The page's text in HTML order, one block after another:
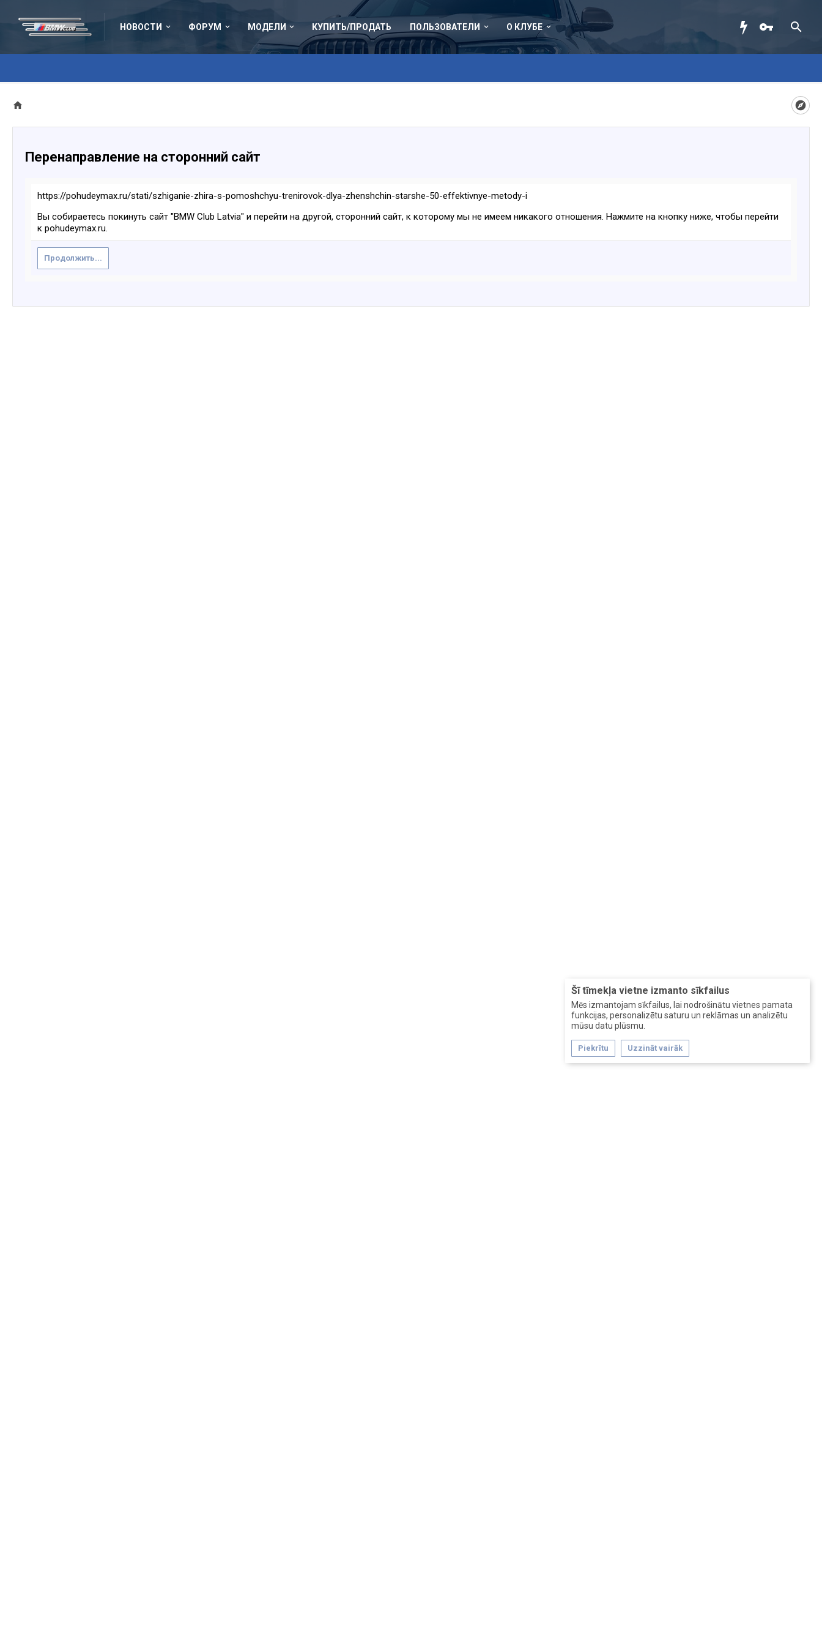
НОВОСТИ ФОРУМ МОДЕЛИ КУПИТЬ/ПРОДАТЬ ПОЛЬЗОВАТЕЛИ О КЛУБЕ
Šī tīmekļa vietne izmanto sīkfailus
Mēs izmantojam sīkfailus, lai nodrošinātu vietnes pamata
funkcijas, personalizētu saturu un reklāmas un analizētu
mūsu datu plūsmu.
Piekrītu Uzzināt vairāk
Перенаправление на сторонний сайт
https://pohudeymax.ru/stati/szhiganie-zhira-s-pomoshchyu-trenirovok-dlya-zhenshchin-starshe-50-effektivnye-metody-i
Вы собираетесь покинуть сайт "BMW Club Latvia" и перейти на другой, сторонний сайт, к которому мы не имеем никакого отношения. Нажмите на кнопку ниже, чтобы перейти
к pohudeymax.ru.
Продолжить...